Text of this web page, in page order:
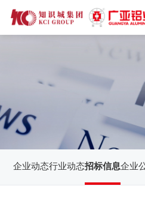
企业动态行业动态招标信息企业